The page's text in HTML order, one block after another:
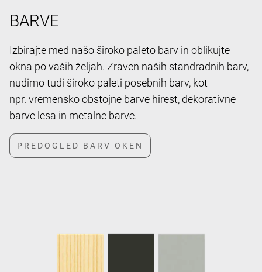
BARVE
Izbirajte med našo široko paleto barv in oblikujte
okna po vaših željah. Zraven naših standradnih barv,
nudimo tudi široko paleti posebnih barv, kot
npr. vremensko obstojne barve hirest, dekorativne
barve lesa in metalne barve.